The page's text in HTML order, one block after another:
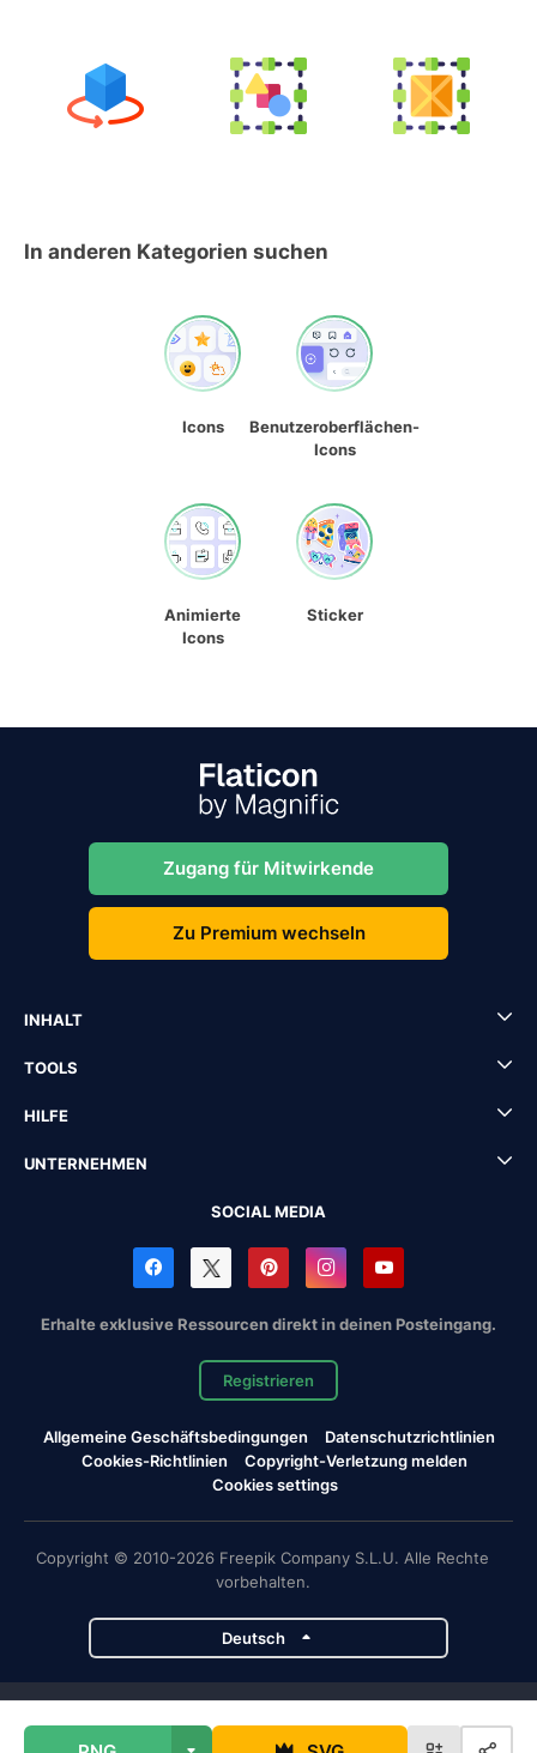
In anderen Kategorien suchen
Icons
Benutzeroberflächen-
Icons
Animierte
Icons
Sticker
Zugang für Mitwirkende
Zu Premium wechseln
INHALT
TOOLS
HILFE
UNTERNEHMEN
SOCIAL MEDIA
Erhalte exklusive Ressourcen direkt in deinen Posteingang.
Registrieren
Allgemeine Geschäftsbedingungen
Datenschutzrichtlinien
Cookies-Richtlinien
Copyright-Verletzung melden
Cookies settings
Copyright © 2010-2026 Freepik Company S.L.U. Alle Rechte
vorbehalten.
Deutsch